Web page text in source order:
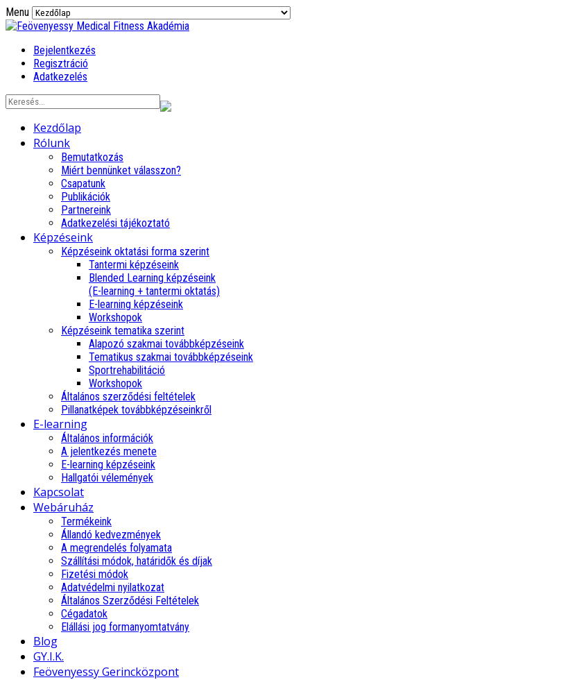
Menu
Bejelentkezés
Regisztráció
Adatkezelés
Kezdőlap
Rólunk
Bemutatkozás
Miért bennünket válasszon?
Csapatunk
Publikációk
Partnereink
Adatkezelési tájékoztató
Képzéseink
Képzéseink oktatási forma szerint
Tantermi képzéseink
Blended Learning képzéseink
(E-learning + tantermi oktatás)
E-learning képzéseink
Workshopok
Képzéseink tematika szerint
Alapozó szakmai továbbképzéseink
Tematikus szakmai továbbképzéseink
Sportrehabilitáció
Workshopok
Általános szerződési feltételek
Pillanatképek továbbképzéseinkről
E-learning
Általános információk
A jelentkezés menete
E-learning képzéseink
Hallgatói vélemények
Kapcsolat
Webáruház
Termékeink
Állandó kedvezmények
A megrendelés folyamata
Szállítási módok, határidők és díjak
Fizetési módok
Adatvédelmi nyilatkozat
Általános Szerződési Feltételek
Cégadatok
Elállási jog formanyomtatvány
Blog
GY.I.K.
Feövenyessy Gerincközpont